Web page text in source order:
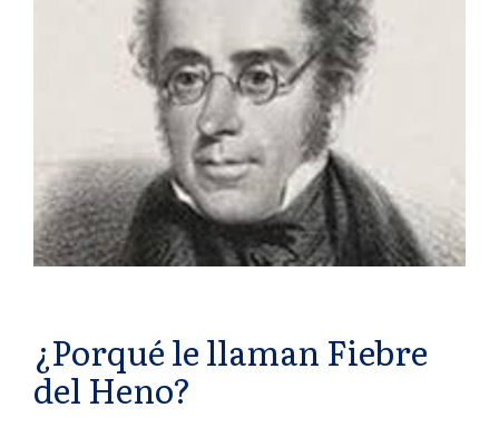
¿Porqué le llaman Fiebre
del Heno?